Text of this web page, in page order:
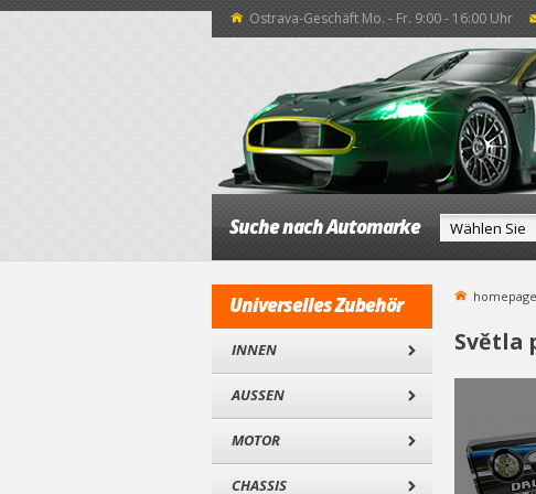
Ostrava-Geschäft Mo. - Fr. 9:00 - 16:00 Uhr
Suche nach Automarke
Universelles Zubehör
INNEN
AUSSEN
MOTOR
CHASSIS
homepage
Světla